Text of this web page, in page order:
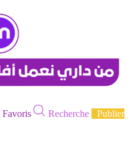
Favoris Recherche
Publier